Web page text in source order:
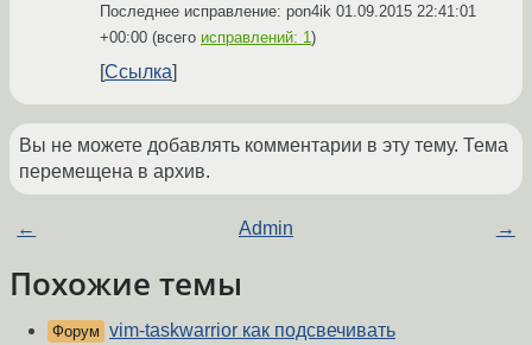
Последнее исправление: pon4ik 01.09.2015 22:41:01
+00:00 (всего исправлений: 1)
Ссылка
Вы не можете добавлять комментарии в эту тему. Тема
перемещена в архив.
← Admin →
Похожие темы
Форум vim-taskwarrior как подсвечивать